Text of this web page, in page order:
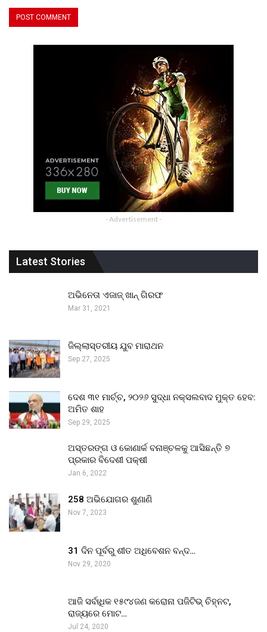
- Advertisement -
Latest Stories
ଅଭିନେତା ଏଜାଜ୍ ଖାନ୍ ଗିରଫ
Mar 31, 2021
ଜିଲ୍ଲାସ୍ତରୀୟ ଯୁବ ମାରାଥନ
Sep 27, 2025
ଦେଶ ୩୧ ମାର୍ଚ୍ଚ, ୨୦୨୬ ସୁଦ୍ଧା ନକ୍ସଲବାଦ ମୁକ୍ତ ହେବ:
ଅମିତ ଶାହ
Sep 29, 2025
ଅସ୍ତରଙ୍ଗ ଓ କୋଣାର୍କ ବନାଞ୍ଚଳକୁ ଆସିଛନ୍ତି ୭
ପ୍ରକାର ବିଦେଶୀ ପକ୍ଷୀ
Jan 6, 2022
258 ଅଭିଯୋଗର ଶୁଣାଣି
Nov 7, 2023
31 ଦିନ ପୂର୍ବରୁ ଶୀତ ଅଧିବେଶନ ବନ୍ଦ…
Nov 29, 2020
ଆଜି ସର୍ବାଧିକ ୧୫୯୪ଜଣ କରୋନା ପଜିଟିଭ୍ ଚିହ୍ନଟ,
ରାଜ୍ୟରେ ମୋଟ…
Jul 24, 2020